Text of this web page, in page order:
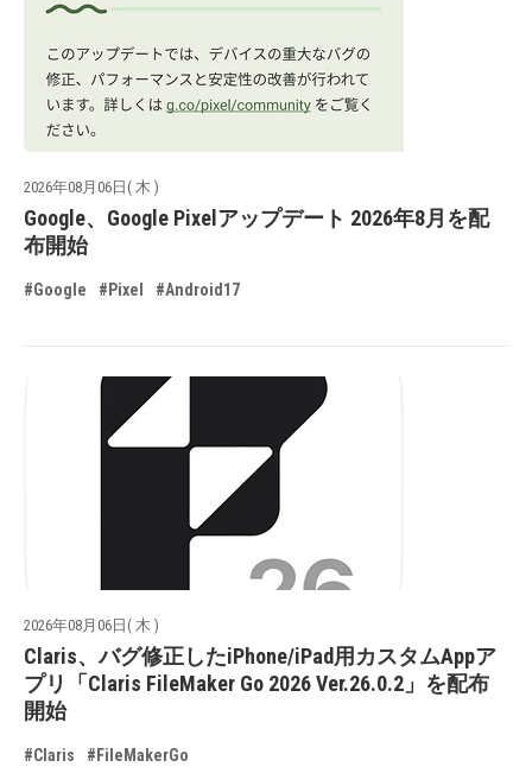
2026年08月06日( 木 )
Google、Google Pixelアップデート 2026年8月を配
布開始
#Google #Pixel #Android17
2026年08月06日( 木 )
Claris、バグ修正したiPhone/iPad用カスタムAppア
プリ「Claris FileMaker Go 2026 Ver.26.0.2」を配布
開始
#Claris #FileMakerGo